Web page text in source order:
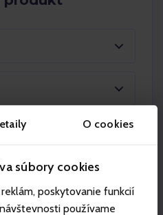
O cookies
súbory cookies
poskytovanie funkcií
používame